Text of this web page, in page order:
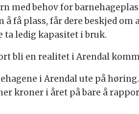
med behov for
få plass, får dere beskjed
ta ledig kapasitet i bruk.
bli en realitet i Arendal
i Arendal ute på høring.
kroner i året på bare å